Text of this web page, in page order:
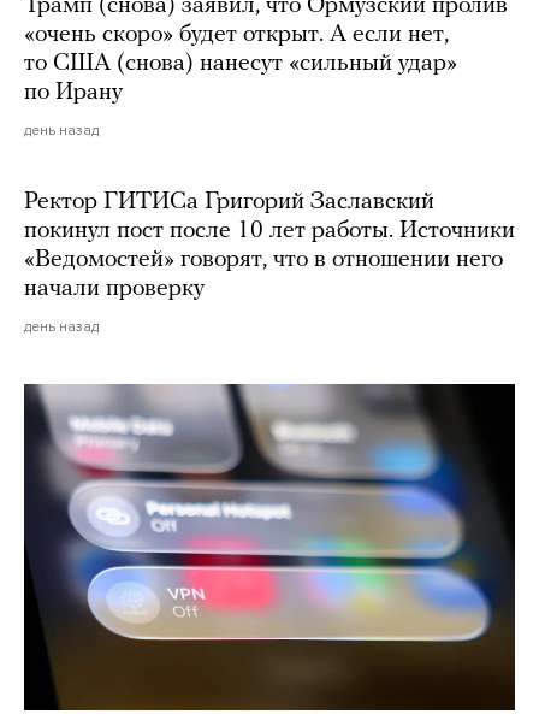
Трамп (снова) заявил, что Ормузский пролив
«очень скоро» будет открыт. А если нет,
то США (снова) нанесут «сильный удар»
по Ирану
день назад
Ректор ГИТИСа Григорий Заславский
покинул пост после 10 лет работы. Источники
«Ведомостей» говорят, что в отношении него
начали проверку
день назад